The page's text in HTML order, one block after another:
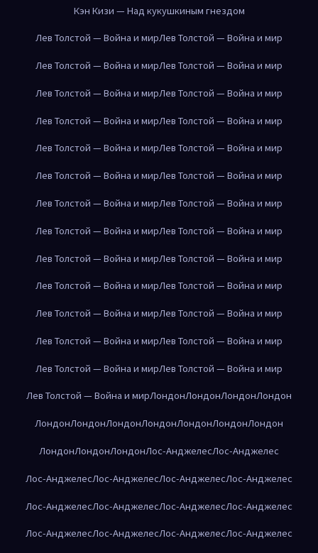
Кэн Кизи — Над кукушкиным гнездом
Лев Толстой — Война и мирЛев Толстой — Война и мир
Лев Толстой — Война и мирЛев Толстой — Война и мир
Лев Толстой — Война и мирЛев Толстой — Война и мир
Лев Толстой — Война и мирЛев Толстой — Война и мир
Лев Толстой — Война и мирЛев Толстой — Война и мир
Лев Толстой — Война и мирЛев Толстой — Война и мир
Лев Толстой — Война и мирЛев Толстой — Война и мир
Лев Толстой — Война и мирЛев Толстой — Война и мир
Лев Толстой — Война и мирЛев Толстой — Война и мир
Лев Толстой — Война и мирЛев Толстой — Война и мир
Лев Толстой — Война и мирЛев Толстой — Война и мир
Лев Толстой — Война и мирЛев Толстой — Война и мир
Лев Толстой — Война и мирЛев Толстой — Война и мир
Лев Толстой — Война и мирЛондонЛондонЛондонЛондон
ЛондонЛондонЛондонЛондонЛондонЛондонЛондон
ЛондонЛондонЛондонЛос-АнджелесЛос-Анджелес
Лос-АнджелесЛос-АнджелесЛос-АнджелесЛос-Анджелес
Лос-АнджелесЛос-АнджелесЛос-АнджелесЛос-Анджелес
Лос-АнджелесЛос-АнджелесЛос-АнджелесЛос-Анджелес